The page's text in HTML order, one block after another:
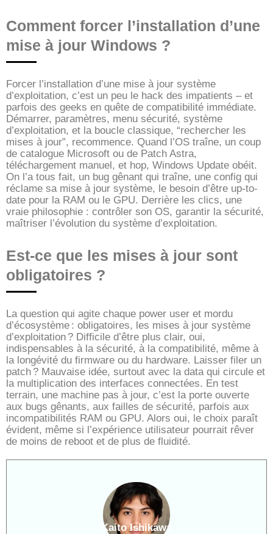
Comment forcer l’installation d’une
mise à jour Windows ?
Forcer l’installation d’une mise à jour système
d’exploitation, c’est un peu le hack des impatients – et
parfois des geeks en quête de compatibilité immédiate.
Démarrer, paramètres, menu sécurité, système
d’exploitation, et la boucle classique, “rechercher les
mises à jour”, recommence. Quand l’OS traîne, un coup
de catalogue Microsoft ou de Patch Astra,
téléchargement manuel, et hop, Windows Update obéit.
On l’a tous fait, un bug gênant qui traîne, une config qui
réclame sa mise à jour système, le besoin d’être up-to-
date pour la RAM ou le GPU. Derrière les clics, une
vraie philosophie : contrôler son OS, garantir la sécurité,
maîtriser l’évolution du système d’exploitation.
Est-ce que les mises à jour sont
obligatoires ?
La question qui agite chaque power user et mordu
d’écosystème : obligatoires, les mises à jour système
d’exploitation ? Difficile d’être plus clair, oui,
indispensables à la sécurité, à la compatibilité, même à
la longévité du firmware ou du hardware. Laisser filer un
patch ? Mauvaise idée, surtout avec la data qui circule et
la multiplication des interfaces connectées. En test
terrain, une machine pas à jour, c’est la porte ouverte
aux bugs gênants, aux failles de sécurité, parfois aux
incompatibilités RAM ou GPU. Alors oui, le choix paraît
évident, même si l’expérience utilisateur pourrait rêver
de moins de reboot et de plus de fluidité.
Kaito Ishikawa